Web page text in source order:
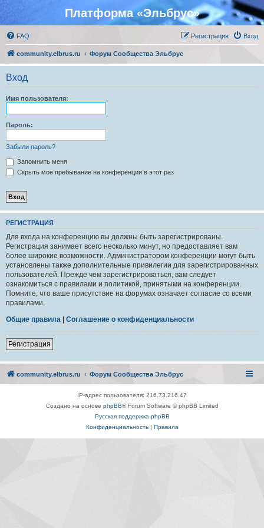
Платформа «Эльбрус»
FAQ Вход
Регистрация
community.elbrus.ru Форум Сообщества Эльбрус
Вход
Имя пользователя:
Пароль:
Забыли пароль?
Запомнить меня
Скрыть моё пребывание на конференции в этот раз
РЕГИСТРАЦИЯ
Для входа на конференцию вы должны быть зарегистрированы.
Регистрация занимает всего несколько минут, но предоставляет вам
более широкие возможности. Администратором конференции могут быть
установлены также дополнительные привилегии для зарегистрированных
пользователей. Прежде чем зарегистрироваться, вам следует
ознакомиться с правилами и политикой, принятыми на конференции.
Помните, что ваше присутствие на форумах означает согласие со всеми
правилами.
Общие правила | Соглашение о конфиденциальности
Регистрация
community.elbrus.ru Форум Сообщества Эльбрус
IP-адрес пользователя: 216.73.216.47
Создано на основе phpBB® Forum Software © phpBB Limited
Русская поддержка phpBB
Конфиденциальность| Правила